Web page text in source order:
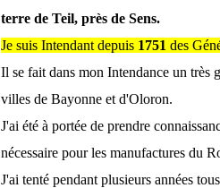
terre de Teil, près de Sens.
Je suis Intendant depuis 1751 des
Il se fait dans mon Intendance un très
villes de Bayonne et d'Oloron.
J'ai été à portée de prendre
nécessaire pour les manufactures du
J'ai tenté pendant plusieurs années